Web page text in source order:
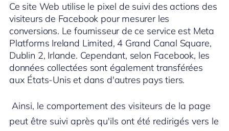
Ce site Web utilise le pixel de suivi des actions des
visiteurs de Facebook pour mesurer les
conversions. Le fournisseur de ce service est Meta
Platforms Ireland Limited, 4 Grand Canal Square,
Dublin 2, Irlande. Cependant, selon Facebook, les
données collectées sont également transférées
aux États-Unis et dans d'autres pays tiers.
Ainsi, le comportement des visiteurs de la page
peut être suivi après qu'ils ont été redirigés vers le